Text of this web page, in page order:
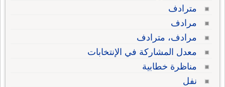
مترادف
مرادف
مرادف، مترادف
معدل المشاركة في الإنتخابات
مناظرة خطابية
نفل